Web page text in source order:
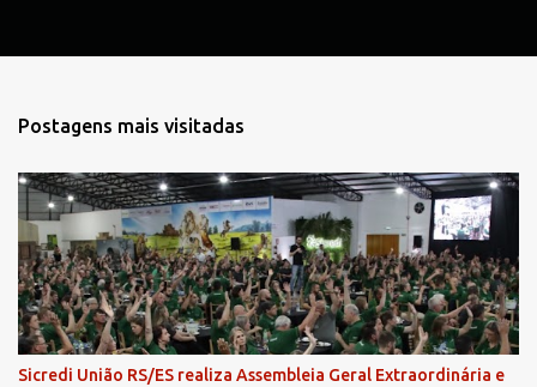
Postagens mais visitadas
Sicredi União RS/ES realiza Assembleia Geral Extraordinária e